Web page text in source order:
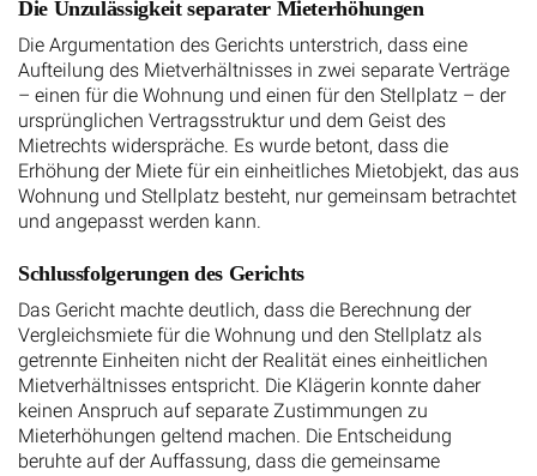
Die Unzulässigkeit separater Mieterhöhungen
Die Argumentation des Gerichts unterstrich, dass eine
Aufteilung des Mietverhältnisses in zwei separate Verträge
– einen für die Wohnung und einen für den Stellplatz – der
ursprünglichen Vertragsstruktur und dem Geist des
Mietrechts widerspräche. Es wurde betont, dass die
Erhöhung der Miete für ein einheitliches Mietobjekt, das aus
Wohnung und Stellplatz besteht, nur gemeinsam betrachtet
und angepasst werden kann.
Schlussfolgerungen des Gerichts
Das Gericht machte deutlich, dass die Berechnung der
Vergleichsmiete für die Wohnung und den Stellplatz als
getrennte Einheiten nicht der Realität eines einheitlichen
Mietverhältnisses entspricht. Die Klägerin konnte daher
keinen Anspruch auf separate Zustimmungen zu
Mieterhöhungen geltend machen. Die Entscheidung
beruhte auf der Auffassung, dass die gemeinsame